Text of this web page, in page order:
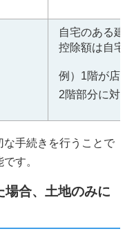
自宅のある建
控除額は自宅
例）1階が店
2階部分に対
手続きを行うことで
す。
場合、土地のみに